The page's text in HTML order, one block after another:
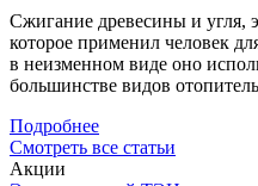
Сжигание древесины и угля,
которое применил человек
в неизменном виде оно
большинстве видов
Подробнее
Смотреть все статьи
Акции